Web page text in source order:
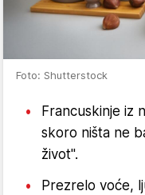
Foto: Shutterstock
Francuskinje iz
skoro ništa ne
život".
Prezrelo voće,